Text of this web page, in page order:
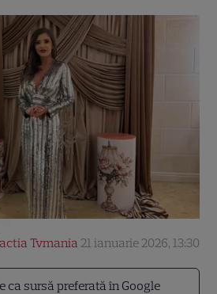
ca sursă preferată în Google
Tvmania 21 ianuarie 2026, 13:30